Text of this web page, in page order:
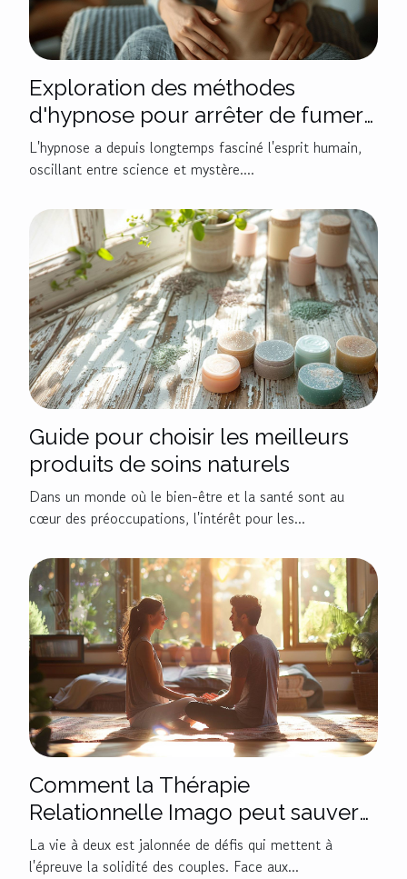
Exploration des méthodes
d'hypnose pour arrêter de fumer
efficacement
L'hypnose a depuis longtemps fasciné l'esprit humain,
oscillant entre science et mystère....
Guide pour choisir les meilleurs
produits de soins naturels
Dans un monde où le bien-être et la santé sont au
cœur des préoccupations, l'intérêt pour les...
Comment la Thérapie
Relationnelle Imago peut sauver
votre relation
La vie à deux est jalonnée de défis qui mettent à
l'épreuve la solidité des couples. Face aux...